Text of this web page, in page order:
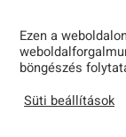
(2017–2024)”
zajlott,
épített örökség
kertek
Ezen a
böngészés
Süti beállítások